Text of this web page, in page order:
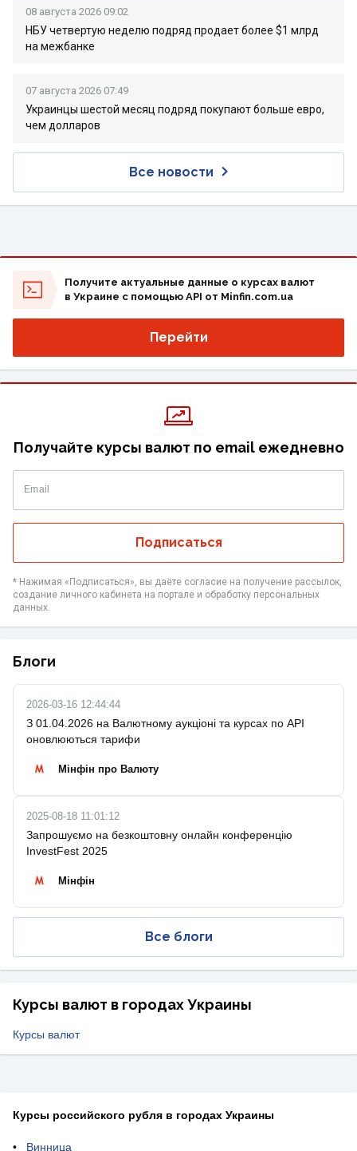
08 августа 2026 09:02
НБУ четвертую неделю подряд продает более $1 млрд
на межбанке
07 августа 2026 07:49
Украинцы шестой месяц подряд покупают больше евро,
чем долларов
Все новости
Получите актуальные данные о курсах валют
в Украине с помощью API от Minfin.com.ua
Перейти
Получайте курсы валют по email ежедневно
Email
Подписаться
* Нажимая «‎Подписаться», вы даёте согласие на получение рассылок,
создание личного кабинета на портале и обработку персональных
данных.
Блоги
2026-03-16 12:44:44
З 01.04.2026 на Валютному аукціоні та курсах по API
оновлюються тарифи
Мінфін про Валюту
2025-08-18 11:01:12
Запрошуємо на безкоштовну онлайн конференцію
InvestFest 2025
Мінфін
Все блоги
Курсы валют в городах Украины
Курсы валют
Курсы российского рубля в городах Украины
Винница